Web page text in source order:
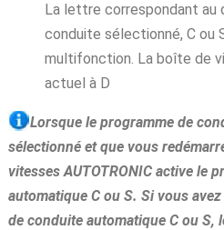
La lettre correspondant au
conduite sélectionné, C ou
multifonction. La boîte de
actuel à D
Lorsque le programme de
sélectionné et que vous
vitesses AUTOTRONIC active le
automatique C ou S. Si vous
de conduite automatique C ou S,